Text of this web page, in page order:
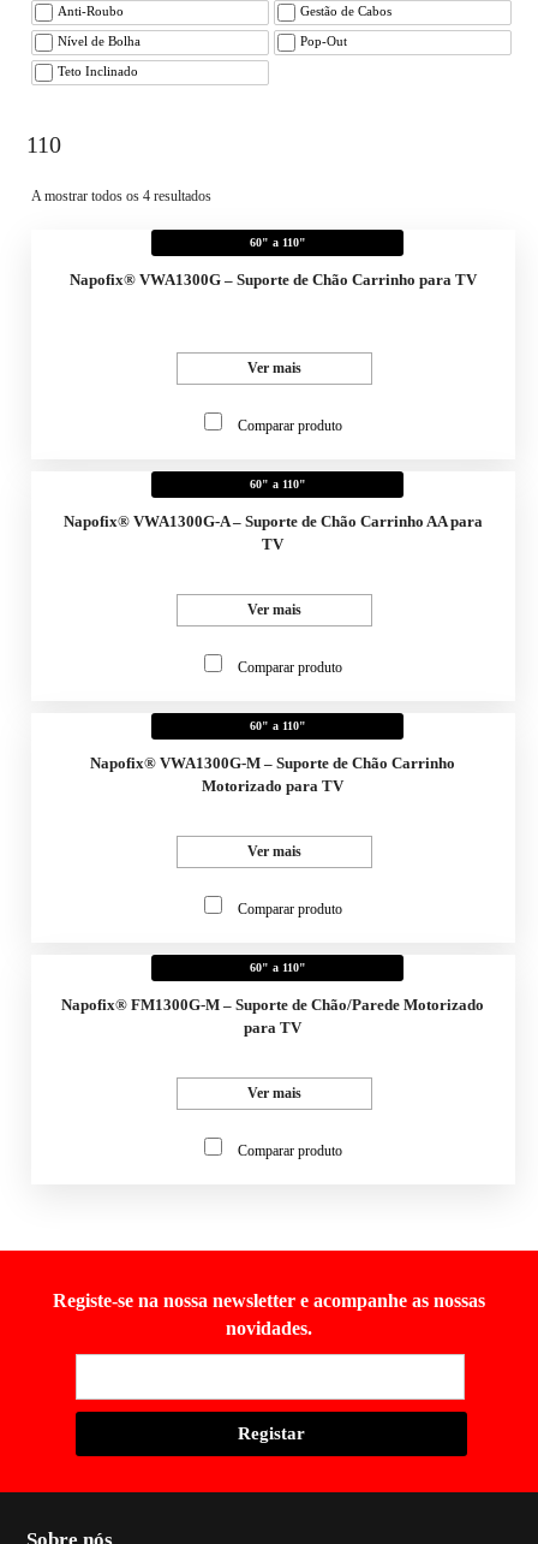
Anti-Roubo Gestão de Cabos
Nível de Bolha Pop-Out
Teto Inclinado
110
A mostrar todos os 4 resultados
60" a 110"
Napofix® VWA1300G – Suporte de Chão Carrinho para TV
Ver mais
Comparar produto
60" a 110"
Napofix® VWA1300G-A – Suporte de Chão Carrinho AA para
TV
Ver mais
Comparar produto
60" a 110"
Napofix® VWA1300G-M – Suporte de Chão Carrinho
Motorizado para TV
Ver mais
Comparar produto
60" a 110"
Napofix® FM1300G-M – Suporte de Chão/Parede Motorizado
para TV
Ver mais
Comparar produto
Registe-se na nossa newsletter e acompanhe as nossas
novidades.